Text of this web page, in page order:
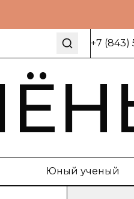
+7 (843)
Юный ученый